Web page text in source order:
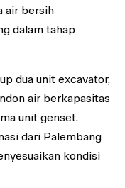
air bersih
dalam tahap
dua unit excavator,
air berkapasitas
unit genset.
dari Palembang
kondisi